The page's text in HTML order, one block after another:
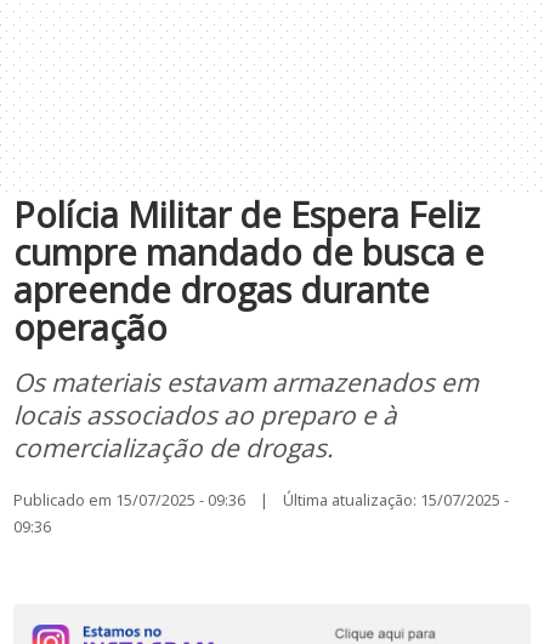
Polícia Militar de Espera Feliz
cumpre mandado de busca e
apreende drogas durante
operação
Os materiais estavam armazenados em
locais associados ao preparo e à
comercialização de drogas.
Publicado em 15/07/2025 - 09:36 | Última atualização: 15/07/2025 -
09:36